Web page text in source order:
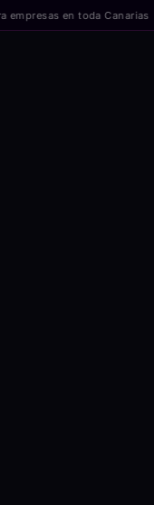
en toda Canarias